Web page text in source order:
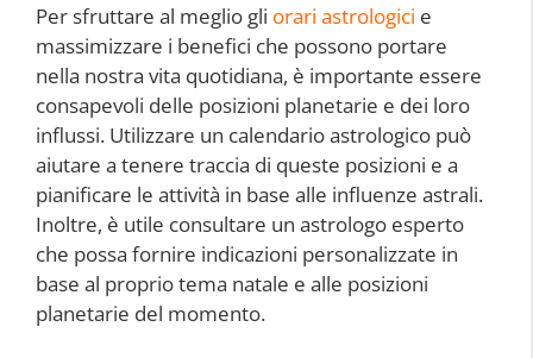
Per sfruttare al meglio gli orari astrologici e
massimizzare i benefici che possono portare
nella nostra vita quotidiana, è importante essere
consapevoli delle posizioni planetarie e dei loro
influssi. Utilizzare un calendario astrologico può
aiutare a tenere traccia di queste posizioni e a
pianificare le attività in base alle influenze astrali.
Inoltre, è utile consultare un astrologo esperto
che possa fornire indicazioni personalizzate in
base al proprio tema natale e alle posizioni
planetarie del momento.